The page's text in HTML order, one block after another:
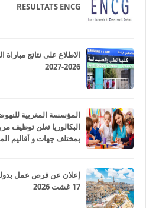
RESULTATS ENCG
الاطلاع على نتائج
2026-2027
البكالوريا تعلن توظيف
بمختلف جهات و أقاليم
إعلان عن فرص عمل
17 غشت 2026